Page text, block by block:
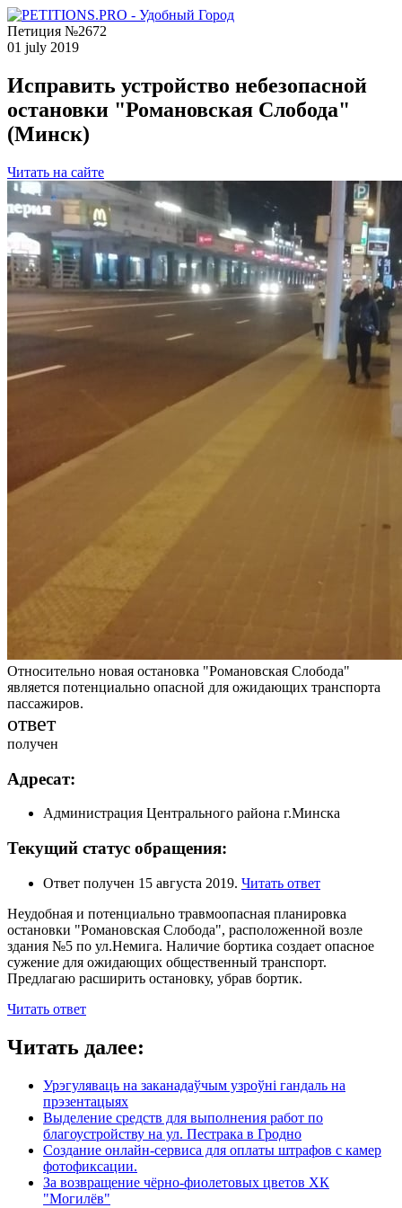
Петиция №2672
01 july 2019
Исправить устройство небезопасной
остановки "Романовская Слобода"
(Минск)
Читать на сайте
Относительно новая остановка "Романовская Слобода"
является потенциально опасной для ожидающих транспорта
пассажиров.
ответ
получен
Адресат:
Администрация Центрального района г.Минска
Текущий статус обращения:
Ответ получен 15 августа 2019. Читать ответ
Неудобная и потенциально травмоопасная планировка
остановки "Романовская Слобода", расположенной возле
здания №5 по ул.Немига. Наличие бортика создает опасное
сужение для ожидающих общественный транспорт.
Предлагаю расширить остановку, убрав бортик.
Читать ответ
Читать далее:
Урэгуляваць на заканадаўчым узроўні гандаль на
прэзентацыях
Выделение средств для выполнения работ по
благоустройству на ул. Пестрака в Гродно
Создание онлайн-сервиса для оплаты штрафов с камер
фотофиксации.
За возвращение чёрно-фиолетовых цветов ХК
"Могилёв"